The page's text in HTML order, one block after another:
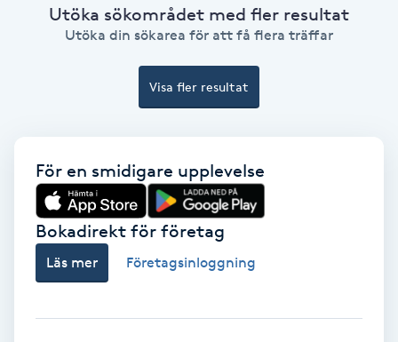
Ansiktsbehandling djuprengörande
Bambumassage
Barber
Barnklippning
Utöka sökområdet med fler resultat
Utöka din sökarea för att få flera träffar
Visa fler resultat
För en smidigare upplevelse
Bokadirekt för företag
Läs mer Företagsinloggning